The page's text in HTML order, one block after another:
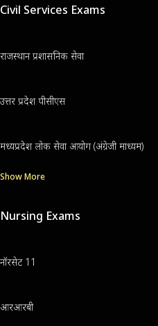
Civil Services Exams
राजस्थान प्रशासनिक सेवा
उत्तर प्रदेश पीसीएस
मध्यप्रदेश लोक सेवा आयोग (अंग्रेजी माध्यम)
Show More
Nursing Exams
नॉरसेट 11
आरआरबी